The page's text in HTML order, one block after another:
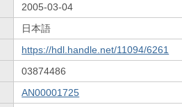
2005-03-04
日本語
https://hdl.handle.net/11094/6261
03874486
AN00001725